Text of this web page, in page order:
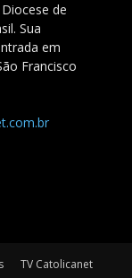
de
Sua
em
Francisco
TV Catolicanet